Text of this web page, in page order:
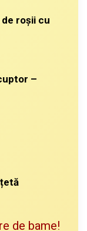
roșii cu
–